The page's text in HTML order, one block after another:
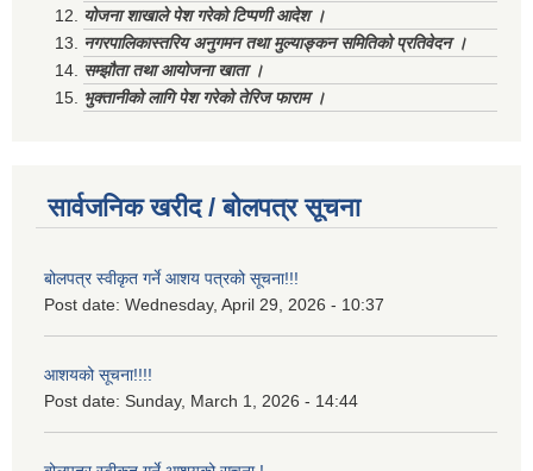
योजना शाखाले पेश गरेको टिप्पणी आदेश ।
नगरपालिकास्तरिय अनुगमन तथा मुल्याङ्कन समितिको प्रतिवेदन ।
सम्झौता तथा आयोजना खाता ।
भुक्तानीको लागि पेश गरेको तेरिज फाराम ।
सार्वजनिक खरीद / बोलपत्र सूचना
बोलपत्र स्वीकृत गर्ने आशय पत्रको सूचना!!!
Post date: Wednesday, April 29, 2026 - 10:37
आशयको सूचना!!!!
Post date: Sunday, March 1, 2026 - 14:44